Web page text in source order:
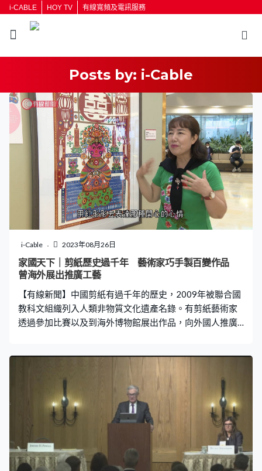
i-CABLE HOY TV 有線寬頻及電訊服務
Posts by: i-Cable
按輸入鍵開始搜尋
i-Cable 2023年08月26日
家國天下｜剪紙歷史過千年 藝術家巧手製百變作品
曾海外展出推廣工藝
【有線新聞】中國剪紙有過千年的歷史，2009年被聯合國
教科文組織列入人類非物質文化遺產名錄。有剪紙藝術家
透過參加比賽以及到海外博物館展出作品，向外國人推廣
日，剪紙的構圖和樣式變得多樣化，更能傳遞豐富情感和
訊息。 剪紙藝術家李雲俠展出其中一幅作品《手牽手》，
「那麼你看到中間就是牡丹花，牡丹花代表花開富貴，然
後手牽手則代表我們牽着手共同的目標組成美好的明天。
其實我們剪紙有不同的手法，現在你看到的是單色剪紙，
即是一張顏色紙一次性去完成。」 「那麼彩色剪紙則需要
很多時間，你處理的手法是逐層去剪成小元素 ，我們再把
他們編成一起。」例如另一作品《新娘子》，「頭上有各